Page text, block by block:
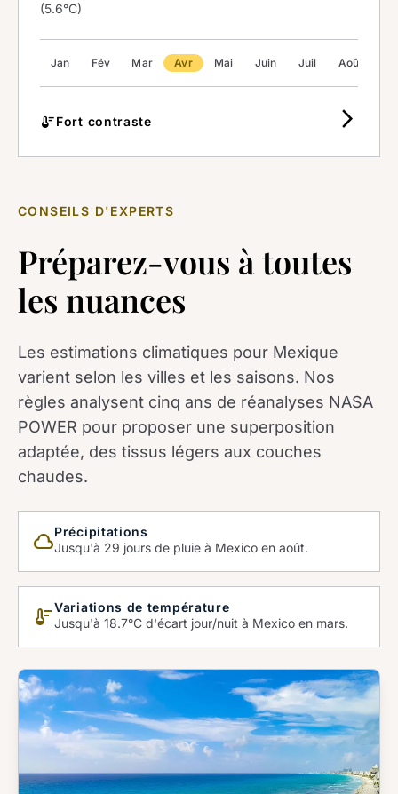
(5.6°C)
Jan Fév Mar Avr Mai Juin Juil Août
thermostatFort contraste arrow_forward_ios
CONSEILS D'EXPERTS
Préparez-vous à toutes
les nuances
Les estimations climatiques pour Mexique
varient selon les villes et les saisons. Nos
règles analysent cinq ans de réanalyses NASA
POWER pour proposer une superposition
adaptée, des tissus légers aux couches
chaudes.
cloud_queuePrécipitations
Jusqu'à 29 jours de pluie à Mexico en août.
thermostatVariations de température
Jusqu'à 18.7°C d'écart jour/nuit à Mexico en mars.